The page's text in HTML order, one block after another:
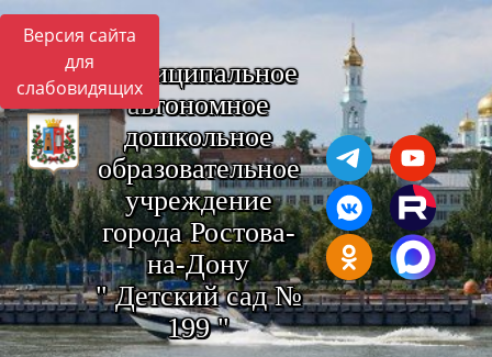
Версия сайта
для
слабовидящихМуниципальное
автономное
дошкольное
образовательное
учреждение
города Ростова-
на-Дону
" Детский сад №
199 "